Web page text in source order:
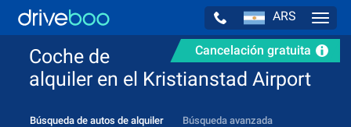
ARS
Cancelación gratuita
Coche de
alquiler en el Kristianstad Airport
Búsqueda de autos de alquiler Búsqueda avanzada